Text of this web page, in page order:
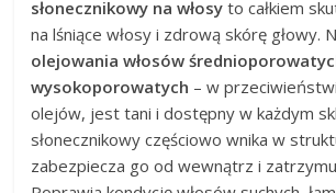
słonecznikowy na włosy to całkiem
na lśniące włosy i zdrową skórę głowy.
olejowania włosów
wysokoporowatych – w
olejów, jest tani i dostępny w każdym
słonecznikowy częściowo wnika w
zabezpiecza go od wewnątrz i